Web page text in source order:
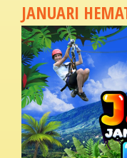
JANUARI